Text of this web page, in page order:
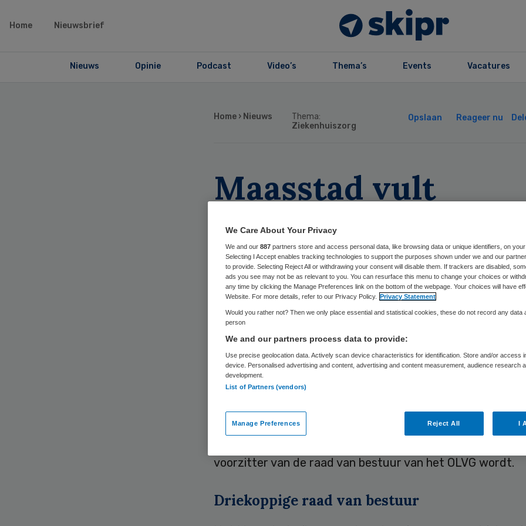
Home Nieuwsbrief
Nieuws Opinie Podcast Video’s Thema’s Events Vacatures
Home › Nieuws
Thema:
Ziekenhuiszorg
Opslaan Reageer nu
Maasstad vult
bestuursfunctie in
met twee
Suzanne Bremmers 14 oktober 2024, 16:26 3388 keer
Twee interim-bestuurders, namelijk Luc Demoulin en Jan
Zwaveling, gaan samen met de zittende bestuurder,
Dekker, de raad van bestuur van het Maasstad Ziekenhuis
voorzitter van de raad van bestuur van het OLVG wordt.
Driekoppige raad van bestuur
We Care About Your Privacy
We and our 887 partners store and access personal data, like browsing data or unique identifiers, on your
Selecting I Accept enables tracking technologies to support the purposes shown under we and our
to provide. Selecting Reject All or withdrawing your consent will disable them. If trackers are disabled,
ads you see may not be as relevant to you. You can resurface this menu to change your choices or
any time by clicking the Manage Preferences link on the bottom of the webpage. Your choices will have
Website. For more details, refer to our Privacy Policy. Privacy Statement
Would you rather not? Then we only place essential and statistical cookies, these do not record any data
person
We and our partners process data to provide:
Use precise geolocation data. Actively scan device characteristics for identification. Store and/or access
device. Personalised advertising and content, advertising and content measurement, audience research
development.
List of Partners (vendors)
Manage Preferences Reject All I